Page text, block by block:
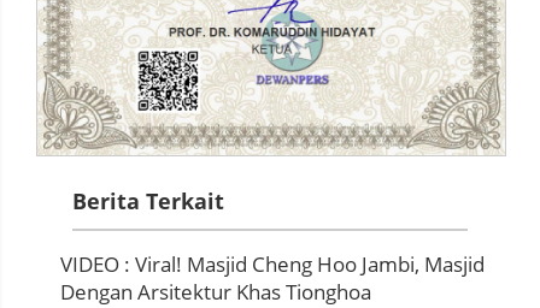
Berita Terkait
VIDEO : Viral! Masjid Cheng Hoo Jambi, Masjid
Dengan Arsitektur Khas Tionghoa